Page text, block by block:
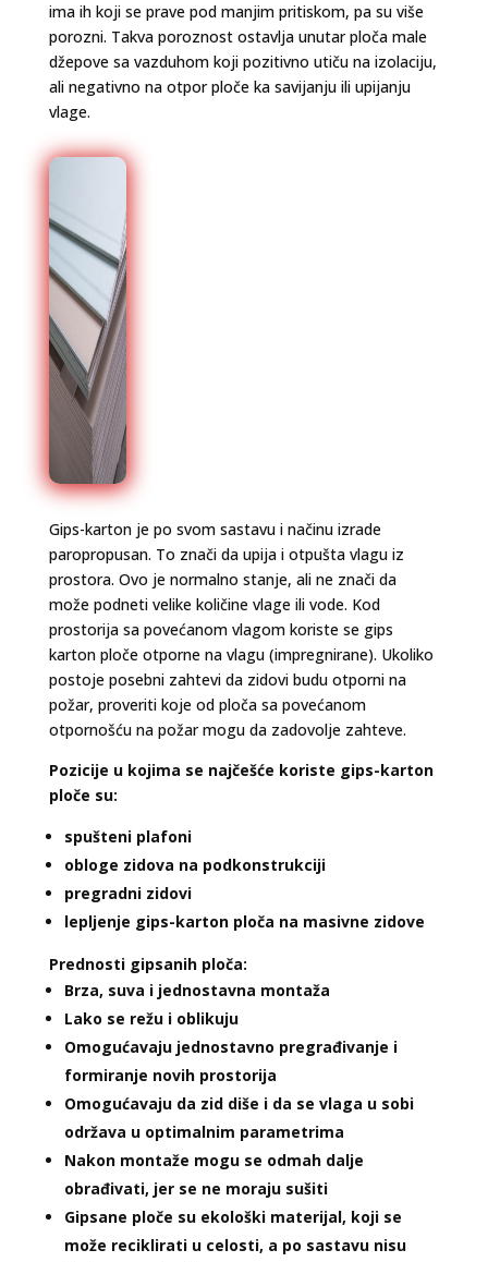
ima ih koji se prave pod manjim pritiskom, pa su više
porozni. Takva poroznost ostavlja unutar ploča male
džepove sa vazduhom koji pozitivno utiču na izolaciju,
ali negativno na otpor ploče ka savijanju ili upijanju
vlage.
Gips-karton je po svom sastavu i načinu izrade
paropropusan. To znači da upija i otpušta vlagu iz
prostora. Ovo je normalno stanje, ali ne znači da
može podneti velike količine vlage ili vode. Kod
prostorija sa povećanom vlagom koriste se gips
karton ploče otporne na vlagu (impregnirane). Ukoliko
postoje posebni zahtevi da zidovi budu otporni na
požar, proveriti koje od ploča sa povećanom
otpornošću na požar mogu da zadovolje zahteve.
Pozicije u kojima se najčešće koriste gips-karton
ploče su:
spušteni plafoni
obloge zidova na podkonstrukciji
pregradni zidovi
lepljenje gips-karton ploča na masivne zidove
Prednosti gipsanih ploča:
Brza, suva i jednostavna montaža
Lako se režu i oblikuju
Omogućavaju jednostavno pregrađivanje i
formiranje novih prostorija
Omogućavaju da zid diše i da se vlaga u sobi
održava u optimalnim parametrima
Nakon montaže mogu se odmah dalje
obrađivati, jer se ne moraju sušiti
Gipsane ploče su ekološki materijal, koji se
može reciklirati u celosti, a po sastavu nisu